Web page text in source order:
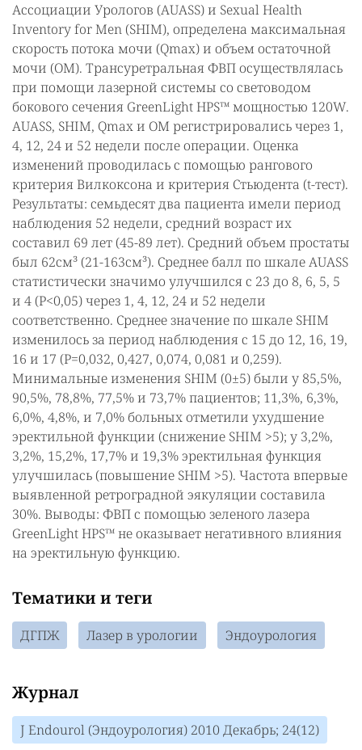
Ассоциации Урологов (AUASS) и Sexual Health
Inventory for Men (SHIM), определена максимальная
скорость потока мочи (Qmax) и объем остаточной
мочи (ОМ). Трансуретральная ФВП осуществлялась
при помощи лазерной системы со световодом
бокового сечения GreenLight HPS™ мощностью 120W.
AUASS, SHIM, Qmax и ОМ регистрировались через 1,
4, 12, 24 и 52 недели после операции. Оценка
изменений проводилась с помощью рангового
критерия Вилкоксона и критерия Стьюдента (t-тест).
Результаты: семьдесят два пациента имели период
наблюдения 52 недели, средний возраст их
составил 69 лет (45-89 лет). Средний объем простаты
был 62см³ (21-163см³). Среднее балл по шкале AUASS
статистически значимо улучшился с 23 до 8, 6, 5, 5
и 4 (Р<0,05) через 1, 4, 12, 24 и 52 недели
соответственно. Среднее значение по шкале SHIM
изменилось за период наблюдения с 15 до 12, 16, 19,
16 и 17 (Р=0,032, 0,427, 0,074, 0,081 и 0,259).
Минимальные изменения SHIM (0±5) были у 85,5%,
90,5%, 78,8%, 77,5% и 73,7% пациентов; 11,3%, 6,3%,
6,0%, 4,8%, и 7,0% больных отметили ухудшение
эректильной функции (снижение SHIM >5); у 3,2%,
3,2%, 15,2%, 17,7% и 19,3% эректильная функция
улучшилась (повышение SHIM >5). Частота впервые
выявленной ретроградной эякуляции составила
30%. Выводы: ФВП с помощью зеленого лазера
GreenLight HPS™ не оказывает негативного влияния
на эректильную функцию.
Тематики и теги
ДГПЖ Лазер в урологии Эндоурология
Журнал
J Endourol (Эндоурология) 2010 Декабрь; 24(12)